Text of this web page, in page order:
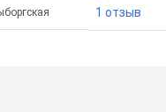
1 отзыв